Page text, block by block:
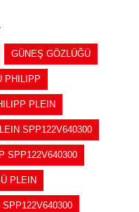
GÜNEŞ GÖZLÜĞÜ
PHILIPP
PLEIN
SPP122V640300
SPP122V640300
PLEIN